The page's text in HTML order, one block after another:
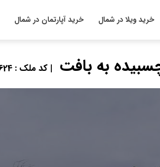
خرید ویلا در شمال خرید آپارتمان در شمال
به بافت | کد ملک : 823624